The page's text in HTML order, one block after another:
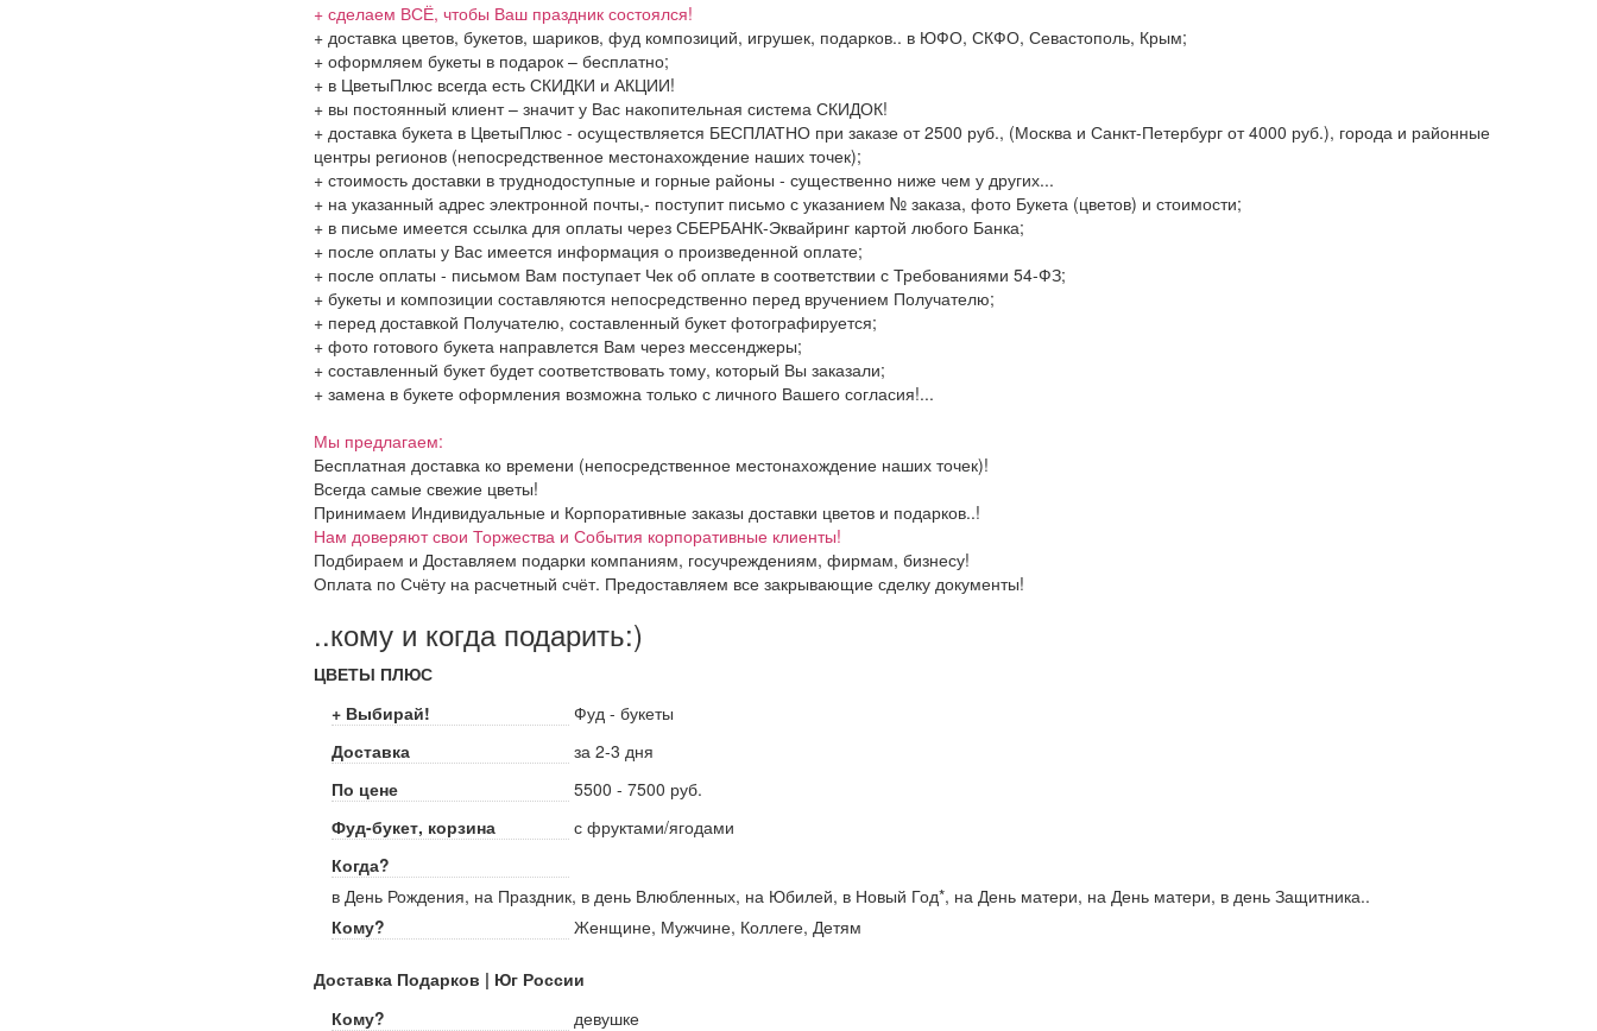
+ сделаем ВСЁ, чтобы Ваш праздник состоялся!
+ доставка цветов, букетов, шариков, фуд композиций, игрушек, подарков.. в ЮФО, СКФО, Севастополь, Крым;
+ оформляем букеты в подарок – бесплатно;
+ в ЦветыПлюс всегда есть СКИДКИ и АКЦИИ!
+ вы постоянный клиент – значит у Вас накопительная система СКИДОК!
+ доставка букета в ЦветыПлюс - осуществляется БЕСПЛАТНО при заказе от 2500 руб., (Москва и Санкт-Петербург от 4000 руб.), города и районные
центры регионов (непосредственное местонахождение наших точек);
+ стоимость доставки в труднодоступные и горные районы - существенно ниже чем у других...
+ на указанный адрес электронной почты,- поступит письмо с указанием № заказа, фото Букета (цветов) и стоимости;
+ в письме имеется ссылка для оплаты через СБЕРБАНК-Эквайринг картой любого Банка;
+ после оплаты у Вас имеется информация о произведенной оплате;
+ после оплаты - письмом Вам поступает Чек об оплате в соответствии с Требованиями 54-ФЗ;
+ букеты и композиции составляются непосредственно перед вручением Получателю;
+ перед доставкой Получателю, составленный букет фотографируется;
+ фото готового букета направлется Вам через мессенджеры;
+ составленный букет будет соответствовать тому, который Вы заказали;
+ замена в букете оформления возможна только с личного Вашего согласия!...
Мы предлагаем:
Бесплатная доставка ко времени (непосредственное местонахождение наших точек)!
Всегда самые свежие цветы!
Принимаем Индивидуальные и Корпоративные заказы доставки цветов и подарков..!
Нам доверяют свои Торжества и События корпоративные клиенты!
Подбираем и Доставляем подарки компаниям, госучреждениям, фирмам, бизнесу!
Оплата по Счёту на расчетный счёт. Предоставляем все закрывающие сделку документы!
..кому и когда подарить:)
ЦВЕТЫ ПЛЮС
+ Выбирай!
Фуд - букеты
Доставка
за 2-3 дня
По цене
5500 - 7500 руб.
Фуд-букет, корзина
с фруктами/ягодами
Когда?
в День Рождения, на Праздник, в день Влюбленных, на Юбилей, в Новый Год*, на День матери, на День матери, в день Защитника..
Кому?
Женщине, Мужчине, Коллеге, Детям
Доставка Подарков | Юг России
Кому?
девушке